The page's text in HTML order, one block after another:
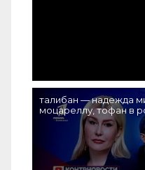
талибан — надежда
моцареллу, тофан в